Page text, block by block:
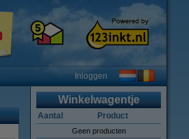
Inloggen
Winkelwagentje
Aantal Product
Geen producten